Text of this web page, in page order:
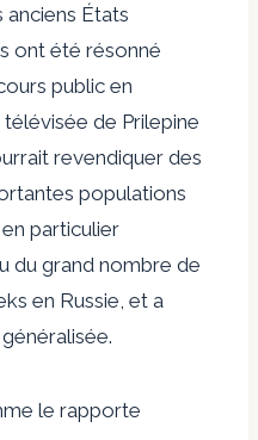
anciens États
ont été résonné
public en
de Prilepine
revendiquer des
populations
particulier
du grand nombre de
en Russie, et a
le rapporte